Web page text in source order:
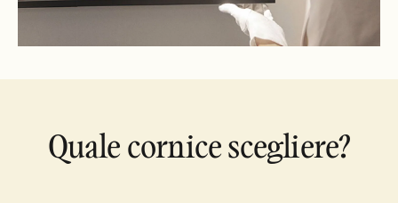
Quale cornice scegliere?